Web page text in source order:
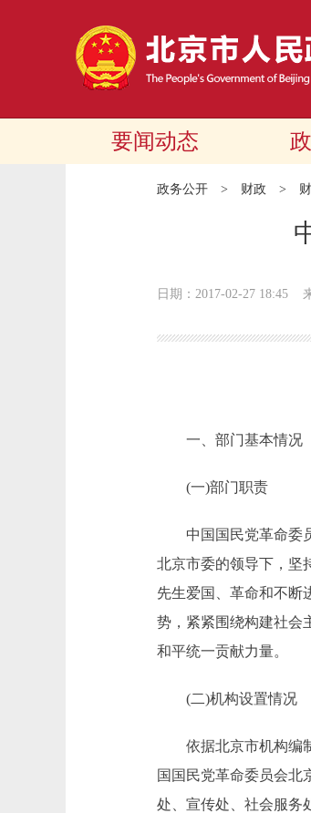
要闻动态
政务公开 > 财政 >
日期：2017-02-27 18:45
一、部门基本情况
(一)部门职责
中国国民党革命委员
北京市委的领导下，坚
先生爱国、革命和不断
势，紧紧围绕构建社会
和平统一贡献力量。
(二)机构设置情况
依据北京市机构编制
国国民党革命委员会北
处、宣传处、社会服务